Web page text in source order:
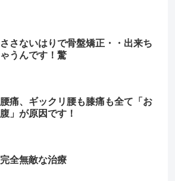
ささないはりで骨盤矯正・・出来ち
ゃうんです！驚
腰痛、ギックリ腰も膝痛も全て「お
腹」が原因です！
完全無敵な治療